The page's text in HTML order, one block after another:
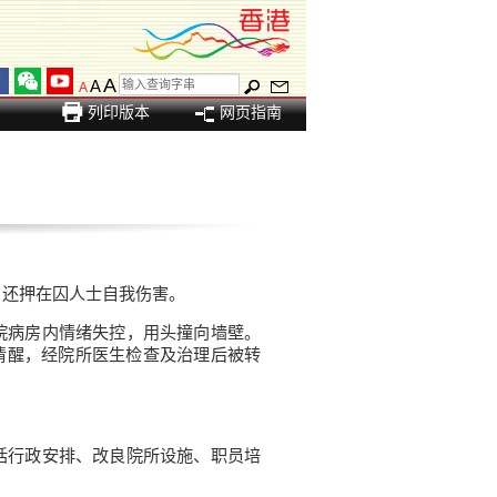
AAA
列印版本 网页指南
押在囚人士自我伤害。
房内情绪失控，用头撞向墙壁。
，经院所医生检查及治理后被转
政安排、改良院所设施、职员培